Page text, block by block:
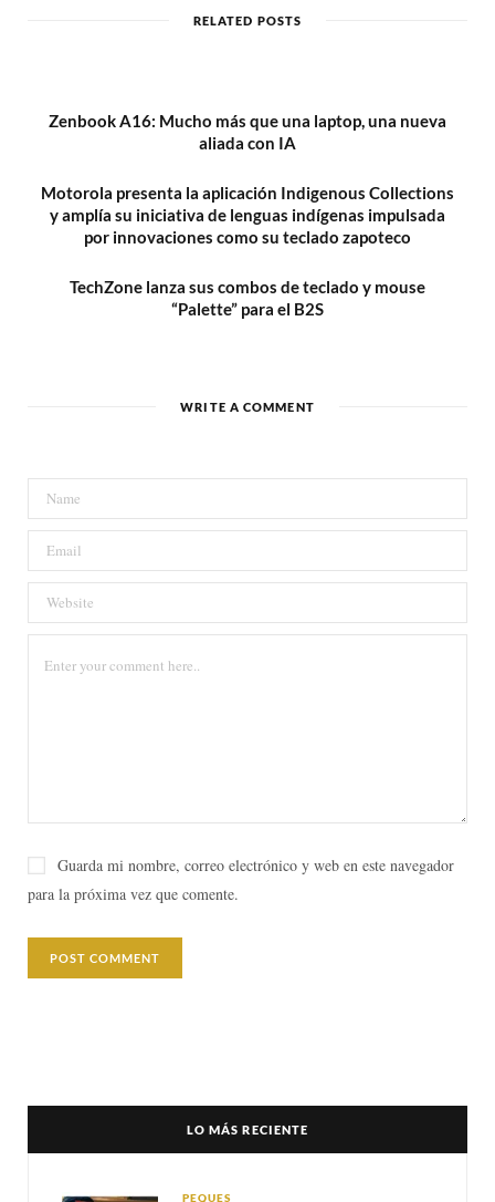
e
RELATED POSTS
Zenbook A16: Mucho más que una laptop, una nueva
aliada con IA
Motorola presenta la aplicación Indigenous Collections
y amplía su iniciativa de lenguas indígenas impulsada
por innovaciones como su teclado zapoteco
TechZone lanza sus combos de teclado y mouse
“Palette” para el B2S
WRITE A COMMENT
Guarda mi nombre, correo electrónico y web en este navegador
para la próxima vez que comente.
LO MÁS RECIENTE
PEQUES